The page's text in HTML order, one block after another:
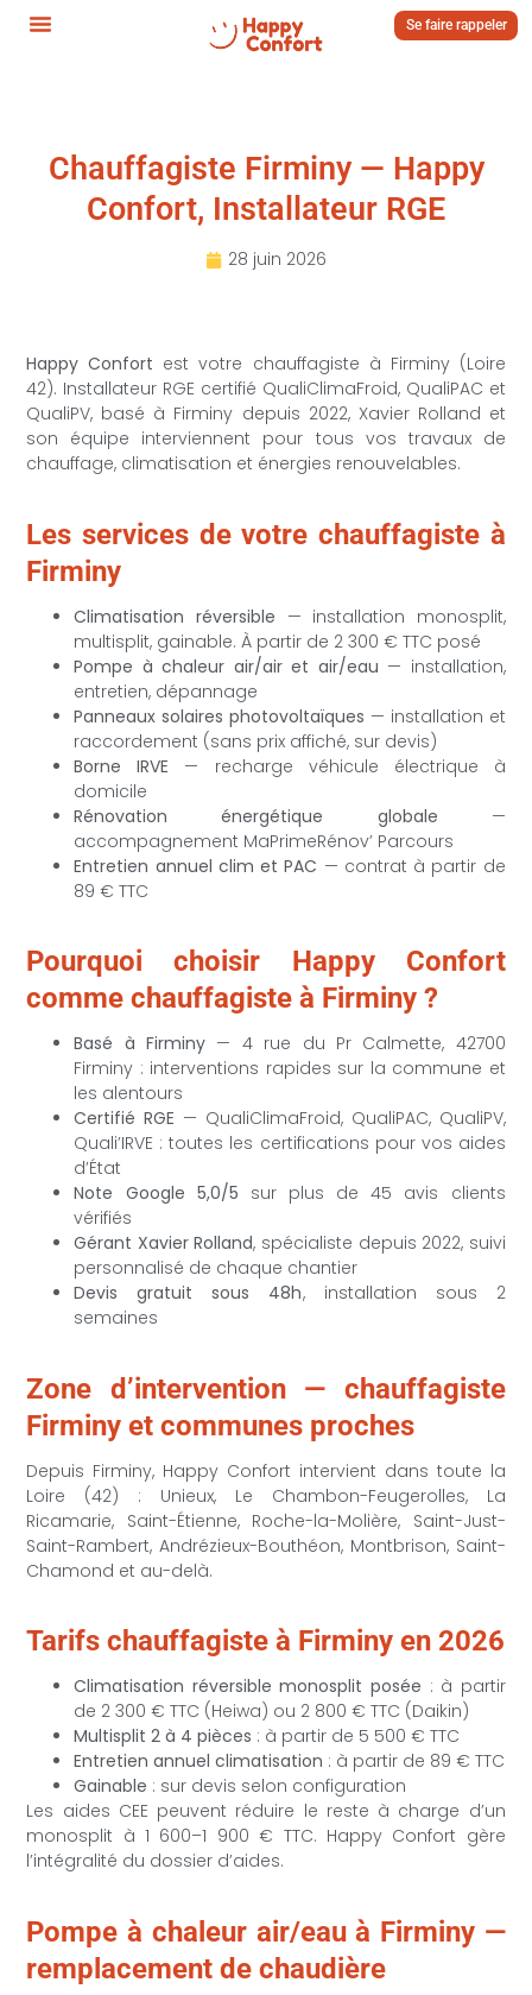
Se faire rappeler
Chauffagiste Firminy — Happy
Confort, Installateur RGE
28 juin 2026
Happy Confort est votre chauffagiste à Firminy (Loire
42). Installateur RGE certifié QualiClimaFroid, QualiPAC et
QualiPV, basé à Firminy depuis 2022, Xavier Rolland et
son équipe interviennent pour tous vos travaux de
chauffage, climatisation et énergies renouvelables.
Les services de votre chauffagiste à
Firminy
Climatisation réversible — installation monosplit,
multisplit, gainable. À partir de 2 300 € TTC posé
Pompe à chaleur air/air et air/eau — installation,
entretien, dépannage
Panneaux solaires photovoltaïques — installation et
raccordement (sans prix affiché, sur devis)
Borne IRVE — recharge véhicule électrique à
domicile
Rénovation énergétique globale —
accompagnement MaPrimeRénov’ Parcours
Entretien annuel clim et PAC — contrat à partir de
89 € TTC
Pourquoi choisir Happy Confort
comme chauffagiste à Firminy ?
Basé à Firminy — 4 rue du Pr Calmette, 42700
Firminy : interventions rapides sur la commune et
les alentours
Certifié RGE — QualiClimaFroid, QualiPAC, QualiPV,
Quali’IRVE : toutes les certifications pour vos aides
d’État
Note Google 5,0/5 sur plus de 45 avis clients
vérifiés
Gérant Xavier Rolland, spécialiste depuis 2022, suivi
personnalisé de chaque chantier
Devis gratuit sous 48h, installation sous 2
semaines
Zone d’intervention — chauffagiste
Firminy et communes proches
Depuis Firminy, Happy Confort intervient dans toute la
Loire (42) : Unieux, Le Chambon-Feugerolles, La
Ricamarie, Saint-Étienne, Roche-la-Molière, Saint-Just-
Saint-Rambert, Andrézieux-Bouthéon, Montbrison, Saint-
Chamond et au-delà.
Tarifs chauffagiste à Firminy en 2026
Climatisation réversible monosplit posée : à partir
de 2 300 € TTC (Heiwa) ou 2 800 € TTC (Daikin)
Multisplit 2 à 4 pièces : à partir de 5 500 € TTC
Entretien annuel climatisation : à partir de 89 € TTC
Gainable : sur devis selon configuration
Les aides CEE peuvent réduire le reste à charge d’un
monosplit à 1 600–1 900 € TTC. Happy Confort gère
l’intégralité du dossier d’aides.
Pompe à chaleur air/eau à Firminy —
remplacement de chaudière